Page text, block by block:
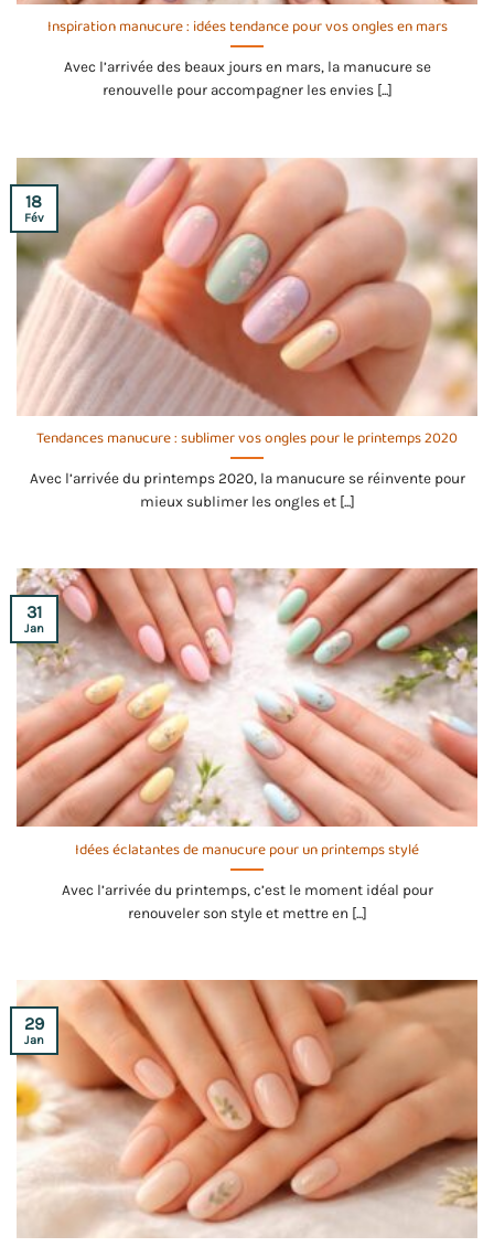
Inspiration manucure : idées tendance pour vos ongles en mars
Avec l’arrivée des beaux jours en mars, la manucure se
renouvelle pour accompagner les envies [...]
Tendances manucure : sublimer vos ongles pour le printemps 2020
Avec l’arrivée du printemps 2020, la manucure se réinvente pour
mieux sublimer les ongles et [...]
18
Fév
Idées éclatantes de manucure pour un printemps stylé
Avec l’arrivée du printemps, c’est le moment idéal pour
renouveler son style et mettre en [...]
31
Jan
29
Jan